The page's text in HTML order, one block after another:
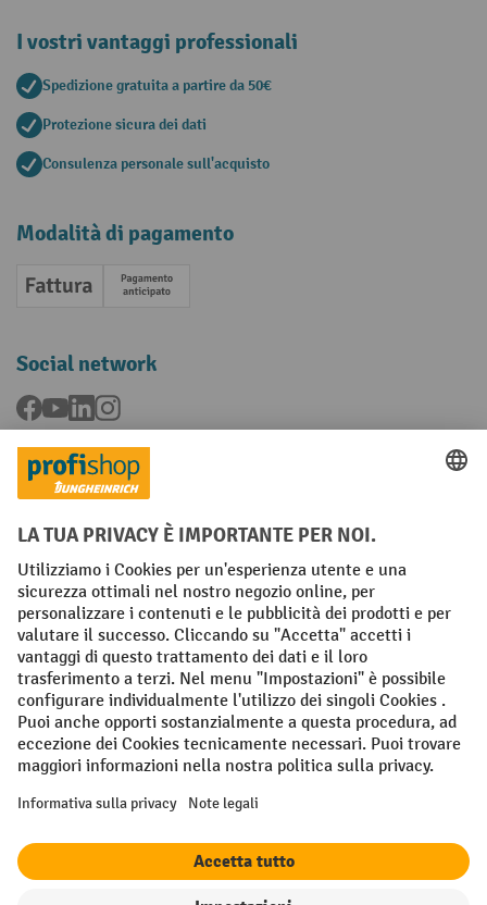
I vostri vantaggi professionali
Spedizione gratuita a partire da 50€
Protezione sicura dei dati
Consulenza personale sull'acquisto
Modalità di pagamento
Fattura Pagamento anticipato
Social network
Facebook
YouTubeLinkedInInstagram
Condizioni Generali di Vendita
Dichiarazione di protezione dei dati Impronta
Impostazioni sulla privacy
All prices excl. VAT plusshipping costsand possible delivery charges,
if not stated otherwise.
¹ Lo sconto è valido fino a esaurimento scorte. Lo sconto non si applica
ai prezzi speciali. Non è possibile la combinazione con altri sconti o
buoni in percentuale. | ² Lo sconto viene concesso una sola volta al
per 10 giorni e può essere riscosso online a partire da un valore netto
categoria di prodotto ed è fino al 10%. Sono esclusi i transpallet
elettrici, i carrelli elevatori elettrici, i carrelli elevatori frontali